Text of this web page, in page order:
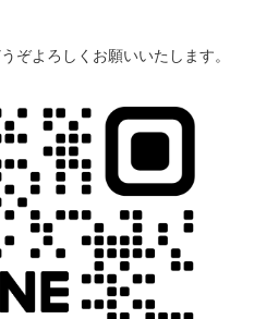
ぞよろしくお願いいたします。